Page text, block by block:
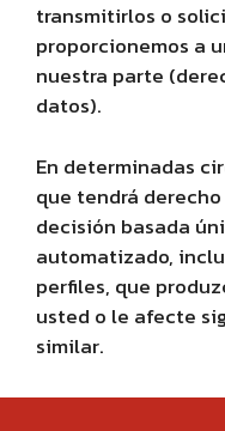
transmitirlos o
proporcionemos a
nuestra parte
datos).
En determinadas
que tendrá
decisión basada
automatizado,
perfiles, que
usted o le afecte
similar.